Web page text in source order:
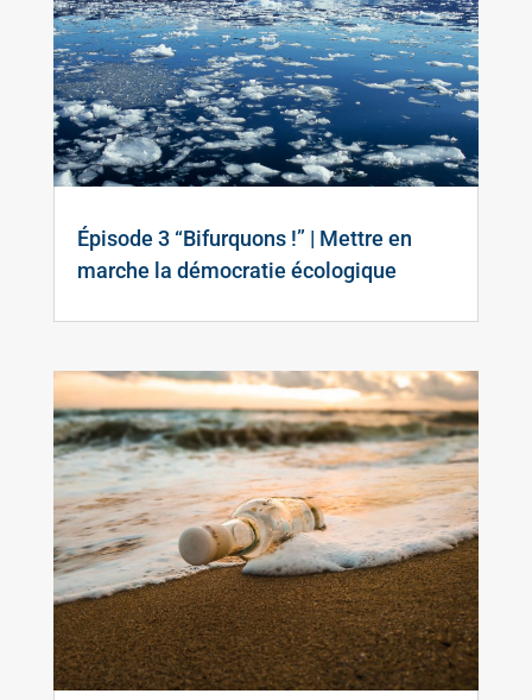
Épisode 3 “Bifurquons !” | Mettre en
marche la démocratie écologique